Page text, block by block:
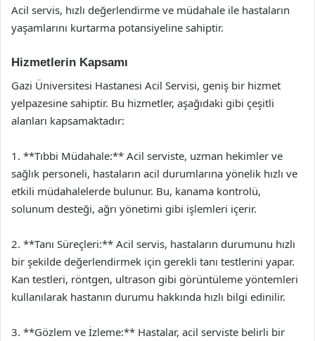
Acil servis, hızlı değerlendirme ve müdahale ile hastaların
yaşamlarını kurtarma potansiyeline sahiptir.
Hizmetlerin Kapsamı
Gazi Üniversitesi Hastanesi Acil Servisi, geniş bir hizmet
yelpazesine sahiptir. Bu hizmetler, aşağıdaki gibi çeşitli
alanları kapsamaktadır:
1. **Tıbbi Müdahale:** Acil serviste, uzman hekimler ve
sağlık personeli, hastaların acil durumlarına yönelik hızlı ve
etkili müdahalelerde bulunur. Bu, kanama kontrolü,
solunum desteği, ağrı yönetimi gibi işlemleri içerir.
2. **Tanı Süreçleri:** Acil servis, hastaların durumunu hızlı
bir şekilde değerlendirmek için gerekli tanı testlerini yapar.
Kan testleri, röntgen, ultrason gibi görüntüleme yöntemleri
kullanılarak hastanın durumu hakkında hızlı bilgi edinilir.
3. **Gözlem ve İzleme:** Hastalar, acil serviste belirli bir